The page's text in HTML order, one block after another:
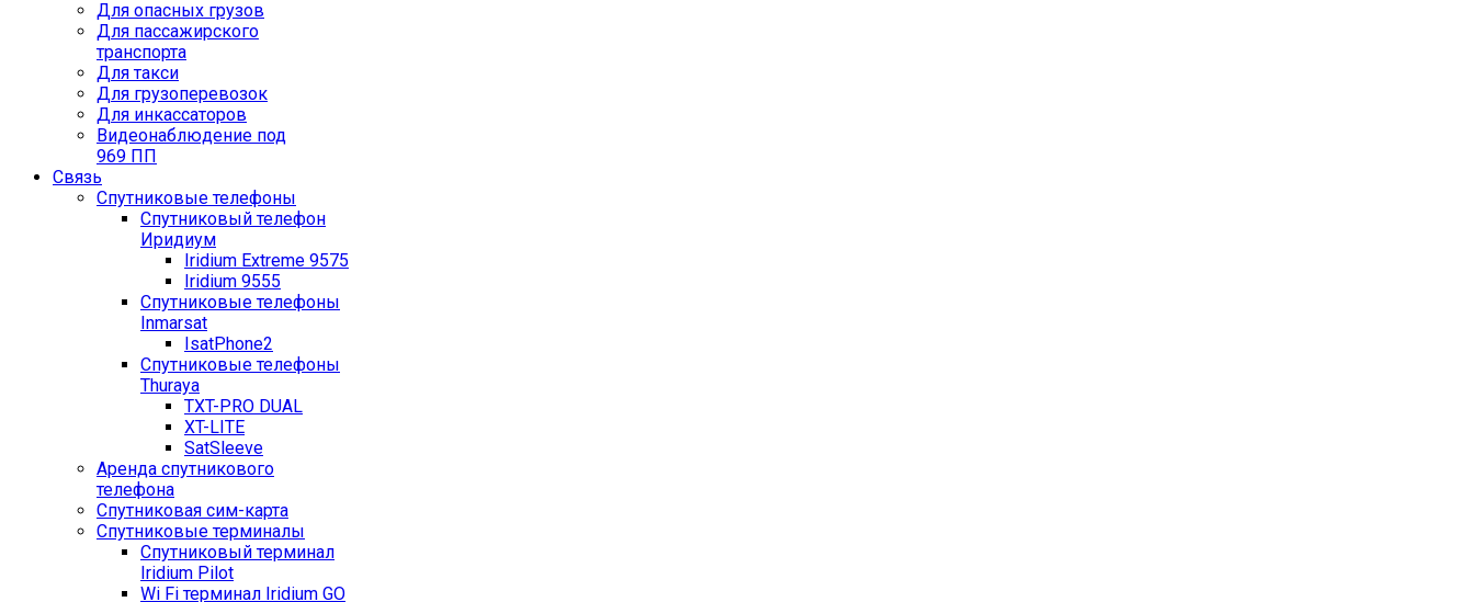
Для опасных грузов
Для пассажирского
транспорта
Для такси
Для грузоперевозок
Для инкассаторов
Видеонаблюдение под
969 ПП
Связь
Спутниковые телефоны
Спутниковый телефон
Иридиум
Iridium Extreme 9575
Iridium 9555
Спутниковые телефоны
Inmarsat
IsatPhone2
Спутниковые телефоны
Thuraya
TXT-PRO DUAL
XT-LITE
SatSleeve
Аренда спутникового
телефона
Спутниковая сим-карта
Спутниковые терминалы
Спутниковый терминал
Iridium Pilot
Wi Fi терминал Iridium GO